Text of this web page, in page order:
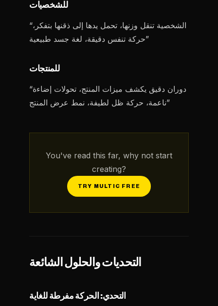
للشخصيات
“الشخصية تنقل وزنها، تحمل يدها إلى ذقنها بتفكر،
حركة تنفس دقيقة، لغة جسد طبيعية”
للمنتجات
“دوران دقيق يكشف ميزات المنتج، تحولات إضاءة
ناعمة، حركة ظل لطيفة، نمط عرض المنتج”
You've read this far, why not start
creating?
TRY MULTIC FREE
التحديات والحلول الشائعة
التحدي: الحركة مفرطة للغاية